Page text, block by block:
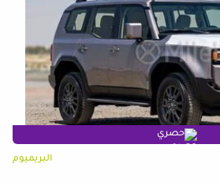
حصري
البريميوم